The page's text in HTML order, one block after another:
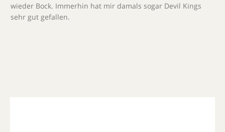
wieder Bock. Immerhin hat mir damals sogar Devil Kings
sehr gut gefallen.